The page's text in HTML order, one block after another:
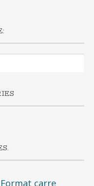
Format carre